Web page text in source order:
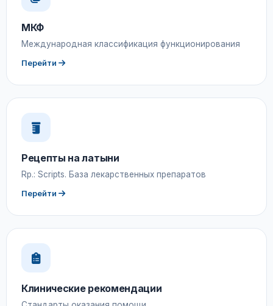
МКФ
Международная классификация функционирования
Перейти
Рецепты на латыни
Rp.: Scripts. База лекарственных препаратов
Перейти
Клинические рекомендации